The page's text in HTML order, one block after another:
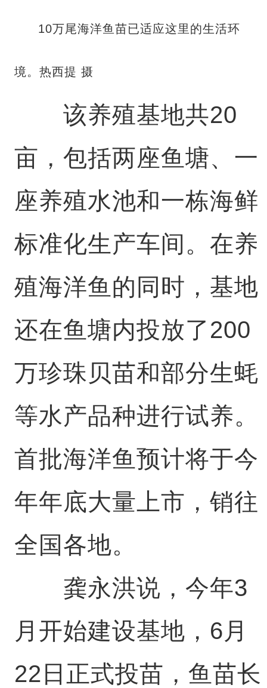
10万尾海洋鱼苗已适应这里的生活环
境。热西提 摄
该养殖基地共20
亩，包括两座鱼塘、一
座养殖水池和一栋海鲜
标准化生产车间。在养
殖海洋鱼的同时，基地
还在鱼塘内投放了200
万珍珠贝苗和部分生蚝
等水产品种进行试养。
首批海洋鱼预计将于今
年年底大量上市，销往
全国各地。
龚永洪说，今年3
月开始建设基地，6月
22日正式投苗，鱼苗长